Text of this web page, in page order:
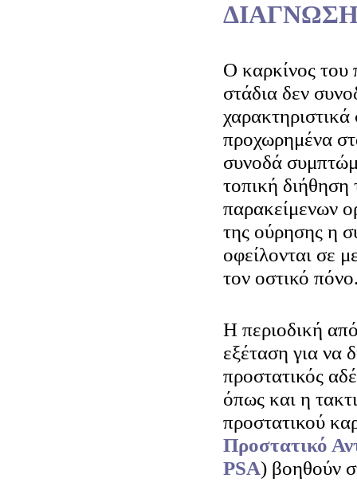
Ο καρκίνος του
στάδια δεν
προχωρημένα
συνοδά
τοπική
παρακείμενων
της ούρησης η
οφείλονται σε
τον οστικό
Η περιοδική
εξέταση για να
προστατικός
όπως και η
προστατικού
Προστατικό
PSA) βοηθούν